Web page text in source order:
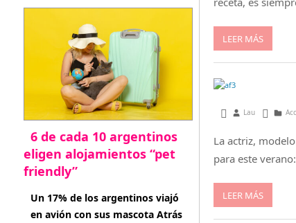
LEER MÁS
enero 23, 2015
Lau
La actriz,
para este
LEER MÁS
6 de cada 10 argentinos
eligen alojamientos “pet
friendly”
abril 27, 2026
Un 17% de los argentinos viajó
en avión con sus mascota Atrás